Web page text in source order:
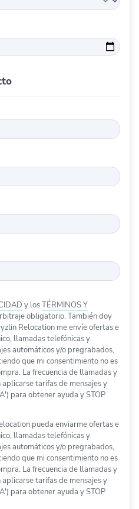
y losTÉRMINOS Y
obligatorio. También doy
Relocation me envíe ofertas e
llamadas telefónicas y
automáticos y/o pregrabados,
que mi consentimiento no es
La frecuencia de llamadas y
tarifas de mensajes y
para obtener ayuda y STOP
pueda enviarme ofertas e
llamadas telefónicas y
automáticos y/o pregrabados,
que mi consentimiento no es
La frecuencia de llamadas y
tarifas de mensajes y
para obtener ayuda y STOP